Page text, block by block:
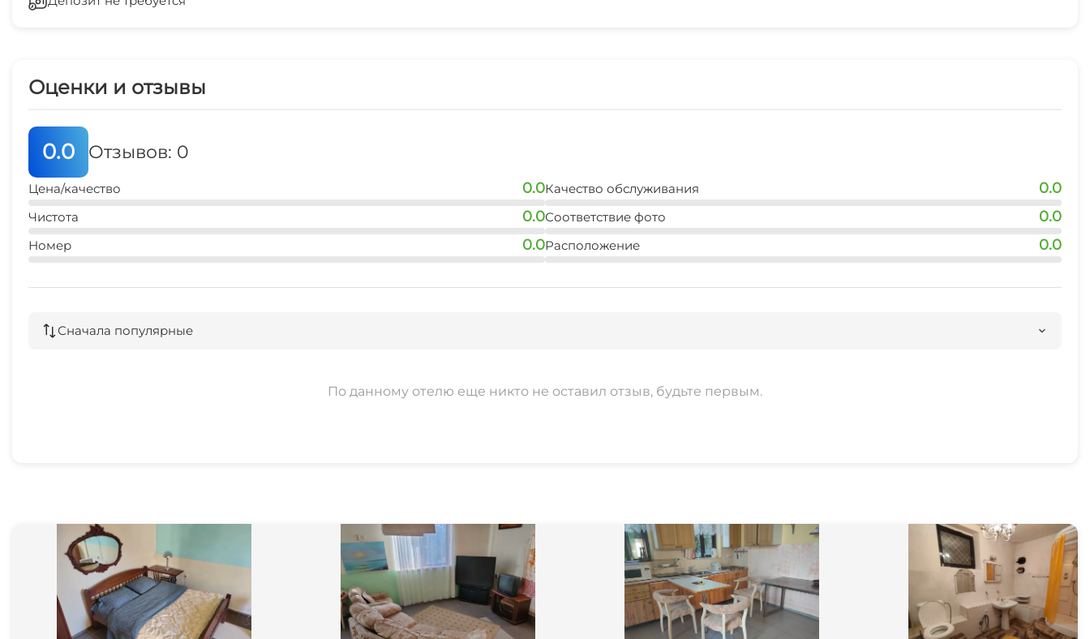
Оценки и отзывы
0.0 Отзывов: 0
Цена/качество 0.0
Чистота 0.0
Номер 0.0
Качество обслуживания 0.0
Соответствие фото 0.0
Расположение 0.0
Сначала популярные
По данному отелю еще никто не оставил отзыв, будьте первым.